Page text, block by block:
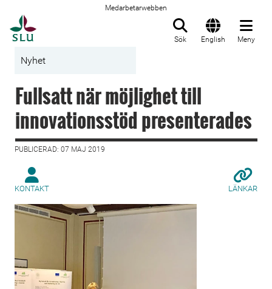
Medarbetarwebben
Sök English Meny
Nyhet
Fullsatt när möjlighet till
innovationsstöd presenterades
PUBLICERAD: 07 MAJ 2019
KONTAKT LÄNKAR